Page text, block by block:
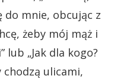
do mnie, obcując z
żeby mój mąż i
lub „Jak dla kogo?
ulicami,